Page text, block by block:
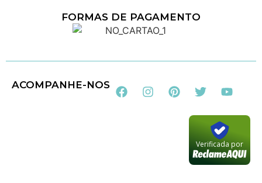
FORMAS DE PAGAMENTO
ACOMPANHE-NOS
Verificada por